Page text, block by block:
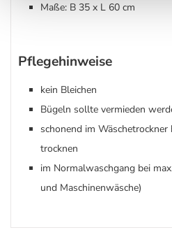
Maße: B 35 x L 60 cm
Pflegehinweise
kein Bleichen
Bügeln sollte vermieden
schonend im
trocknen
im Normalwaschgang bei
und Maschinenwäsche)